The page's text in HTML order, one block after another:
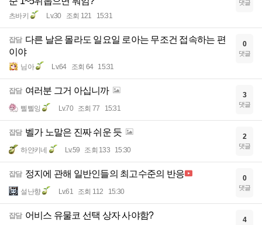
츠바키 Lv.30 조회 121 15:31
댓글
잡담 다른 날은 몰라도 일요일 로아는 무조건 접속하는 편
이야
님아 Lv.64 조회 64 15:31
0
댓글
잡담 여러분 그거 아십니까
삘삘잉 Lv.70 조회 77 15:31
3
댓글
잡담 벨가 노말은 진짜 쉬운 듯
하얀키네 Lv.59 조회 133 15:30
2
댓글
잡담 정지에 관해 일반인들의 최고수준의 반응
설난향 Lv.61 조회 112 15:30
0
댓글
잡담 어비스 유물코 선택 상자 사야함? 4